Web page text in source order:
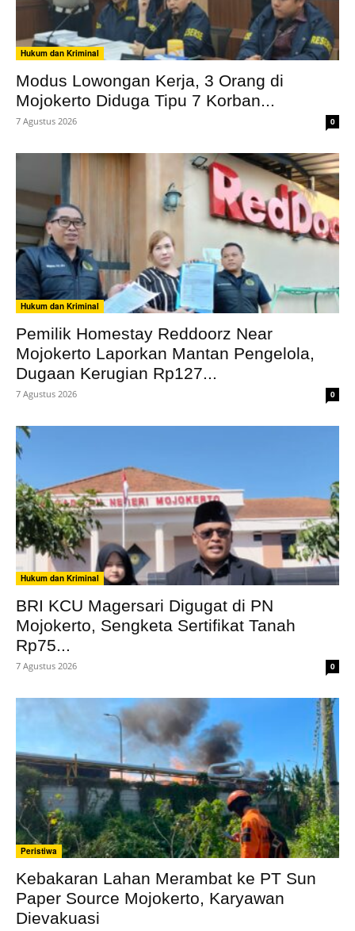
Hukum dan Kriminal
Modus Lowongan Kerja, 3 Orang di
Mojokerto Diduga Tipu 7 Korban...
7 Agustus 2026 0
Hukum dan Kriminal
Pemilik Homestay Reddoorz Near
Mojokerto Laporkan Mantan Pengelola,
Dugaan Kerugian Rp127...
7 Agustus 2026 0
Hukum dan Kriminal
BRI KCU Magersari Digugat di PN
Mojokerto, Sengketa Sertifikat Tanah
Rp75...
7 Agustus 2026 0
Peristiwa
Kebakaran Lahan Merambat ke PT Sun
Paper Source Mojokerto, Karyawan
Dievakuasi